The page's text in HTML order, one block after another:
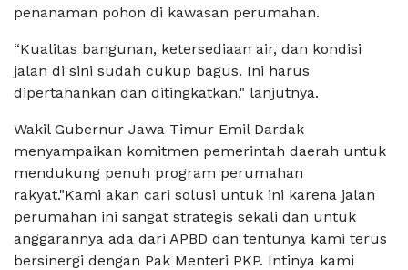
penanaman pohon di kawasan perumahan.
“Kualitas bangunan, ketersediaan air, dan kondisi
jalan di sini sudah cukup bagus. Ini harus
dipertahankan dan ditingkatkan," lanjutnya.
Wakil Gubernur Jawa Timur Emil Dardak
menyampaikan komitmen pemerintah daerah untuk
mendukung penuh program perumahan
rakyat."Kami akan cari solusi untuk ini karena jalan
perumahan ini sangat strategis sekali dan untuk
anggarannya ada dari APBD dan tentunya kami terus
bersinergi dengan Pak Menteri PKP. Intinya kami